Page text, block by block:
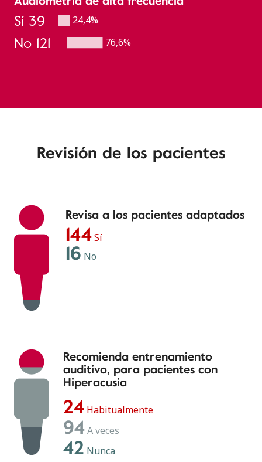
Sí 39 24,4%
No 121 76,6%
Revisión de los pacientes
Revisa a los pacientes adaptados
144Sí
16 No
Recomienda entrenamiento
auditivo, para pacientes con
Hiperacusia
24 Habitualmente
94A veces
42 Nunca